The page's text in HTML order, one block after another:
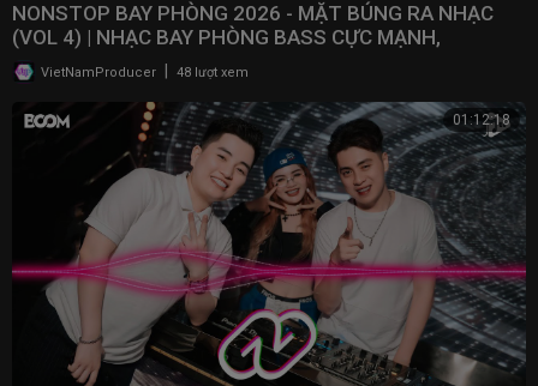
NONSTOP BAY PHÒNG 2026 - MẶT BÚNG RA NHẠC
(VOL 4) | NHẠC BAY PHÒNG BASS CỰC MẠNH,
NONSTOP 2025
VietNamProducer 48 lượt xem
01:12:18